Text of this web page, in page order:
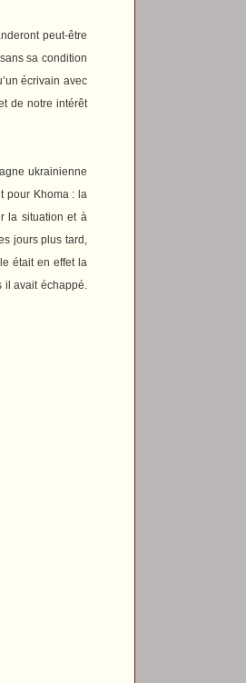
peut-être
sa condition
écrivain avec
de notre intérêt
ukrainienne
pour Khoma : la
la situation et à
jours plus tard,
était en effet la
avait échappé.